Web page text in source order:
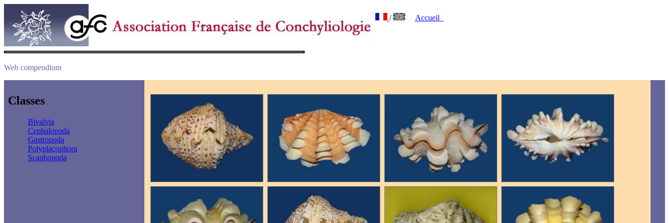
/ Accueil
Web compendium
Classes
Bivalvia
Cephalopoda
Gastropoda
Polyplacophora
Scaphopoda